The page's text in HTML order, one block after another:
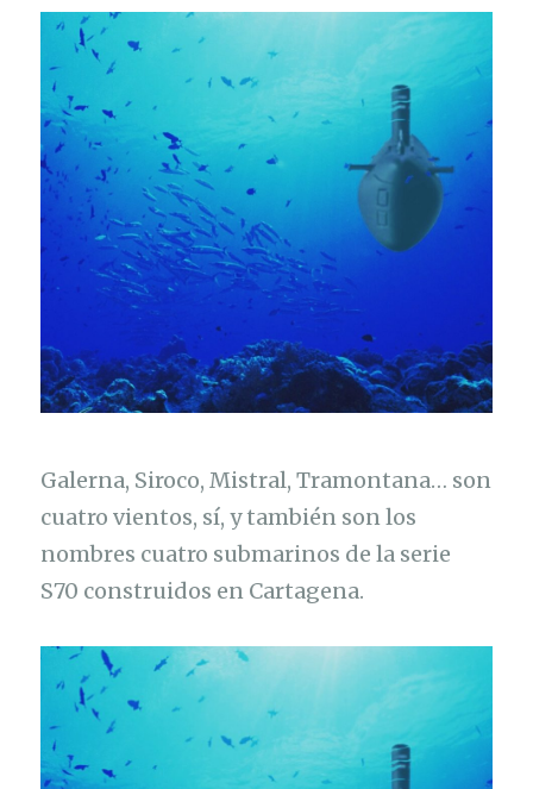
Galerna, Siroco, Mistral, Tramontana… son
cuatro vientos, sí, y también son los
nombres cuatro submarinos de la serie
S70 construidos en Cartagena.